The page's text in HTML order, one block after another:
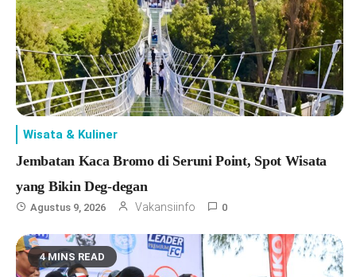
Wisata & Kuliner
Jembatan Kaca Bromo di Seruni Point, Spot Wisata
yang Bikin Deg-degan
Agustus 9, 2026 Vakansiinfo 0
4 MINS READ